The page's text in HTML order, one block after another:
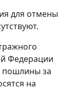
для отмены
Федерации
пошлины за
на